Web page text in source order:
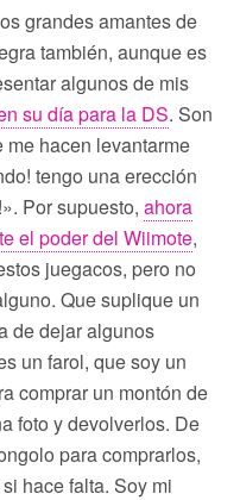
grandes amantes de
también, aunque es
algunos de mis
su día para la DS. Son
hacen levantarme
tengo una erección
Por supuesto, ahora
el poder del Wiimote,
juegacos, pero no
Que suplique un
de dejar algunos
un farol, que soy un
comprar un montón de
foto y devolverlos. De
para comprarlos,
hace falta. Soy mi